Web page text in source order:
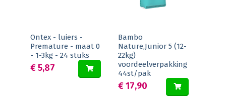
Ontex - luiers -
Premature - maat 0
- 1-3kg - 24 stuks
€ 5,87
Bambo
Nature,Junior 5 (12-
22kg)
voordeelverpakking
44st/pak
€ 17,90